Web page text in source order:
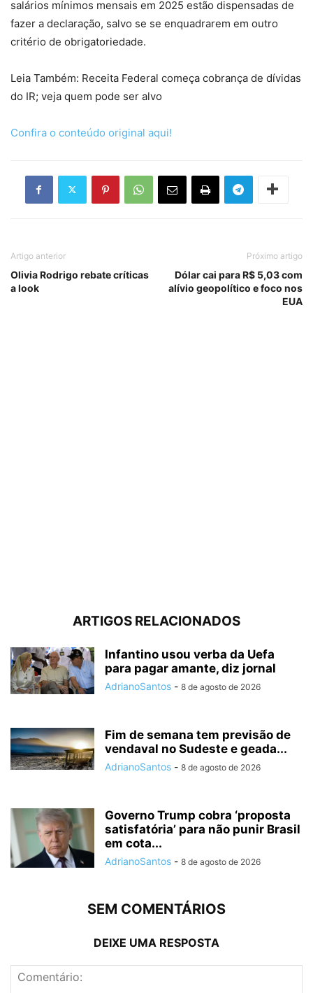
salários mínimos mensais em 2025 estão dispensadas de
fazer a declaração, salvo se se enquadrarem em outro
critério de obrigatoriedade.
Leia Também: Receita Federal começa cobrança de dívidas
do IR; veja quem pode ser alvo
Confira o conteúdo original aqui!
Artigo anterior
Olivia Rodrigo rebate críticas
a look
Próximo artigo
Dólar cai para R$ 5,03 com
alívio geopolítico e foco nos
EUA
ARTIGOS RELACIONADOS
Infantino usou verba da Uefa
para pagar amante, diz jornal
AdrianoSantos - 8 de agosto de 2026
Fim de semana tem previsão de
vendaval no Sudeste e geada...
AdrianoSantos - 8 de agosto de 2026
Governo Trump cobra ‘proposta
satisfatória’ para não punir Brasil
em cota...
AdrianoSantos - 8 de agosto de 2026
SEM COMENTÁRIOS
DEIXE UMA RESPOSTA